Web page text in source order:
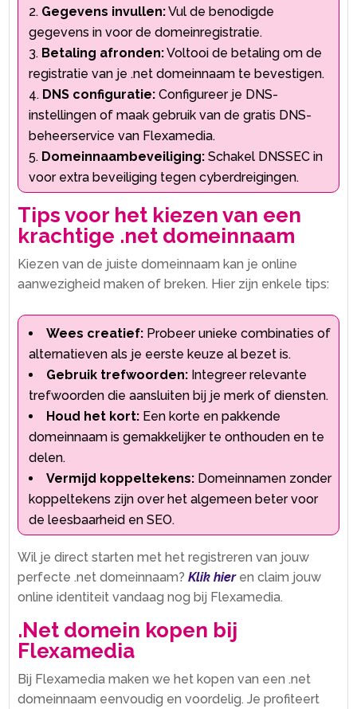
Gegevens invullen:Vul de benodigde
gegevens in voor de domeinregistratie.​
Betaling afronden:Voltooi de betaling om de
registratie van je .​net domeinnaam te bevestigen.​
DNS configuratie: Configureer je DNS-
instellingen of maak gebruik van de gratis DNS-
beheerservice van Flexamedia.​
Domeinnaambeveiliging: Schakel DNSSEC in
voor extra beveiliging tegen cyberdreigingen.​
Tips voor het kiezen van een
krachtige .​net domeinnaam
Kiezen van de juiste domeinnaam kan je online
aanwezigheid maken of breken.​ Hier zijn enkele tips:
Wees creatief: Probeer unieke combinaties of
alternatieven als je eerste keuze al bezet is.​
Gebruik trefwoorden: Integreer relevante
trefwoorden die aansluiten bij je merk of diensten.​
Houd het kort: Een korte en pakkende
domeinnaam is gemakkelijker te onthouden en te
delen.​
Vermijd koppeltekens: Domeinnamen zonder
koppeltekens zijn over het algemeen beter voor
de leesbaarheid en SEO.​
Wil je direct starten met het registreren van jouw
perfecte .​net domeinnaam?Klik hieren claim jouw
online identiteit vandaag nog bij Flexamedia.​
.​Net domein kopen bij
Flexamedia
Bij Flexamedia maken we het kopen van een .​net
domeinnaam eenvoudig en voordelig.​ Je profiteert